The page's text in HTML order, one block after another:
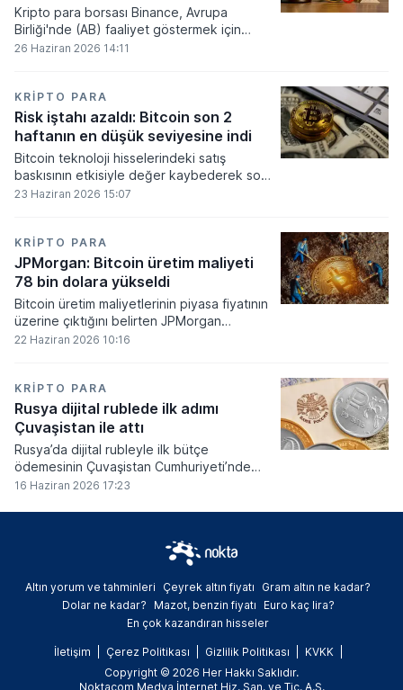
Kripto para borsası Binance, Avrupa
Birliği'nde (AB) faaliyet göstermek için
gerekli düzenleyici onayları alamadı.
26 Haziran 2026 14:11
KRIPTO PARA
Risk iştahı azaldı: Bitcoin son 2
haftanın en düşük seviyesine indi
Bitcoin teknoloji hisselerindeki satış
baskısının etkisiyle değer kaybederek son
iki haftanın en düşük seviyesini gördü.
23 Haziran 2026 15:07
KRIPTO PARA
JPMorgan: Bitcoin üretim maliyeti
78 bin dolara yükseldi
Bitcoin üretim maliyetlerinin piyasa fiyatının
üzerine çıktığını belirten JPMorgan
analistleri, madencilik sektöründeki kârlılık
22 Haziran 2026 10:16
KRIPTO PARA
Rusya dijital rublede ilk adımı
Çuvaşistan ile attı
Rusya’da dijital rubleyle ilk bütçe
ödemesinin Çuvaşistan Cumhuriyeti’nde
gerçekleştirildiği bildirildi.
16 Haziran 2026 17:23
Altın yorum ve tahminleri Çeyrek altın fiyatı
Gram altın ne kadar?
Dolar ne kadar?
Mazot, benzin fiyatı
Euro kaç lira?
En çok kazandıran hisseler
İletişim Çerez Politikası Gizlilik Politikası
KVKK
Copyright © 2026 Her Hakkı Saklıdır.
Noktacom Medya İnternet Hiz. San. ve Tic. A.Ş.